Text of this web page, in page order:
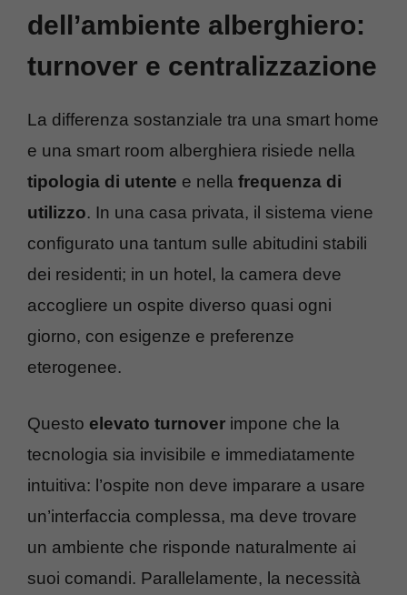
dell’ambiente alberghiero:
turnover e centralizzazione
La differenza sostanziale tra una smart home
e una smart room alberghiera risiede nella
tipologia di utente e nella frequenza di
utilizzo. In una casa privata, il sistema viene
configurato una tantum sulle abitudini stabili
dei residenti; in un hotel, la camera deve
accogliere un ospite diverso quasi ogni
giorno, con esigenze e preferenze
eterogenee.
Questo elevato turnover impone che la
tecnologia sia invisibile e immediatamente
intuitiva: l’ospite non deve imparare a usare
un’interfaccia complessa, ma deve trovare
un ambiente che risponde naturalmente ai
suoi comandi. Parallelamente, la necessità